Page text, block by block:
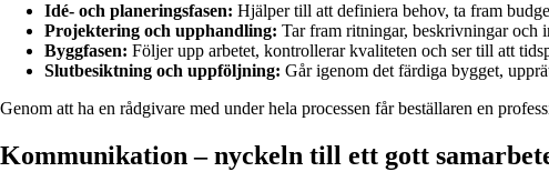
Idé- och planeringsfasen: Hjälper till att definiera behov, ta fram
Projektering och upphandling: Tar fram ritningar, beskrivningar och
Byggfasen: Följer upp arbetet, kontrollerar kvaliteten och ser till att
Slutbesiktning och uppföljning: Går igenom det färdiga bygget,
Genom att ha en rådgivare med under hela processen får beställaren en
Kommunikation – nyckeln till ett gott